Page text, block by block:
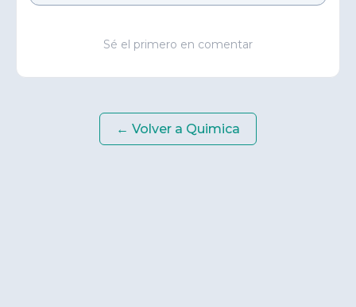
Sé el primero en comentar
← Volver a Quimica